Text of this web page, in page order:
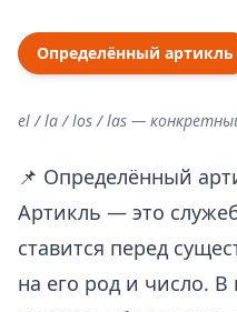
Определённый артикль
el / la / los / las —
📌 Определённый
Артикль — это
ставится перед
на его род и число.